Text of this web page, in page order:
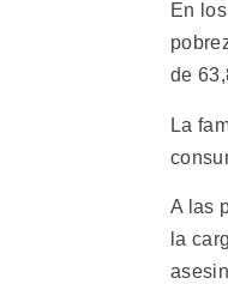
En
de
La
A las
la